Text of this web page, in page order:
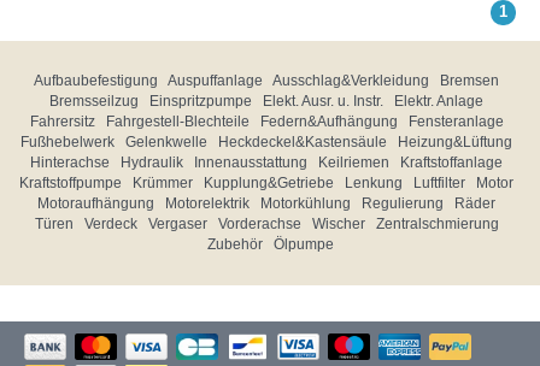
1
Aufbaubefestigung Auspuffanlage Ausschlag&Verkleidung
Bremsen
Bremsseilzug
Einspritzpumpe Elekt. Ausr. u. Instr.
Elektr. Anlage
Fahrersitz
Fahrgestell-Blechteile Federn&Aufhängung
Fensteranlage
Fußhebelwerk
Gelenkwelle Heckdeckel&Kastensäule
Heizung&Lüftung
Hinterachse
Hydraulik Innenausstattung Keilriemen
Kraftstoffanlage
Kraftstoffpumpe
Krümmer Kupplung&Getriebe Lenkung Luftfilter
Motor
Motoraufhängung
Motorelektrik Motorkühlung Regulierung
Räder
Türen
Verdeck Vergaser Vorderachse Wischer
Zentralschmierung
Zubehör
Ölpumpe